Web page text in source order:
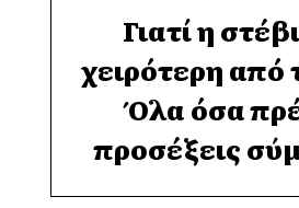
Γιατί η
χειρότερη από
Όλα όσα
προσέξεις
τους